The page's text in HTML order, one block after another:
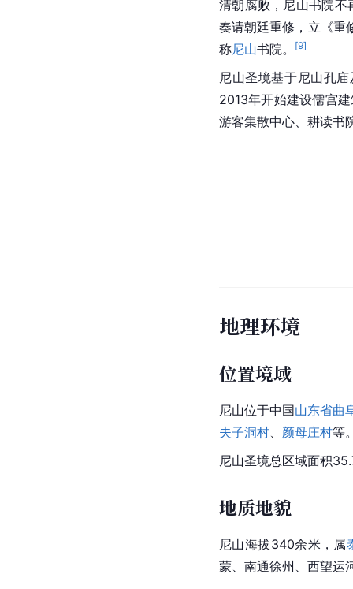
清朝腐败，尼山书院不
奏请朝廷重修，立《重
称尼山书院。 [9]
尼山圣境基于尼山孔
2013年开始建设儒宫
游客集散中心、耕读书
地理环境
位置境域
尼山位于中国山东省曲
夫子洞村、 颜母庄村等
尼山圣境总区域面积
地质地貌
尼山海拔340余米，属
蒙、南通徐州、西望运